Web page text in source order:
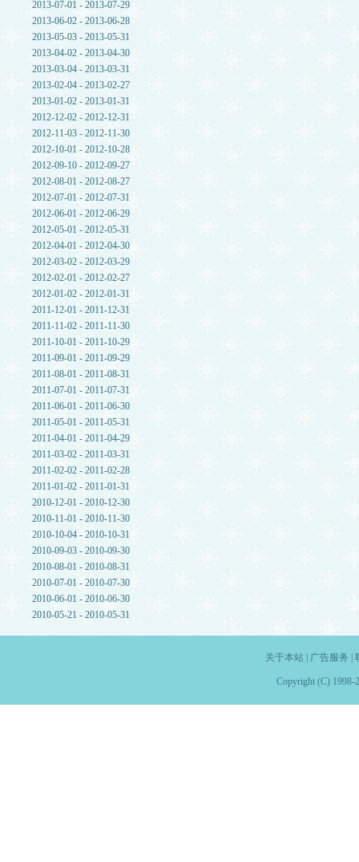
2013-07-01 - 2013-07-29
2013-06-02 - 2013-06-28
2013-05-03 - 2013-05-31
2013-04-02 - 2013-04-30
2013-03-04 - 2013-03-31
2013-02-04 - 2013-02-27
2013-01-02 - 2013-01-31
2012-12-02 - 2012-12-31
2012-11-03 - 2012-11-30
2012-10-01 - 2012-10-28
2012-09-10 - 2012-09-27
2012-08-01 - 2012-08-27
2012-07-01 - 2012-07-31
2012-06-01 - 2012-06-29
2012-05-01 - 2012-05-31
2012-04-01 - 2012-04-30
2012-03-02 - 2012-03-29
2012-02-01 - 2012-02-27
2012-01-02 - 2012-01-31
2011-12-01 - 2011-12-31
2011-11-02 - 2011-11-30
2011-10-01 - 2011-10-29
2011-09-01 - 2011-09-29
2011-08-01 - 2011-08-31
2011-07-01 - 2011-07-31
2011-06-01 - 2011-06-30
2011-05-01 - 2011-05-31
2011-04-01 - 2011-04-29
2011-03-02 - 2011-03-31
2011-02-02 - 2011-02-28
2011-01-02 - 2011-01-31
2010-12-01 - 2010-12-30
2010-11-01 - 2010-11-30
2010-10-04 - 2010-10-31
2010-09-03 - 2010-09-30
2010-08-01 - 2010-08-31
2010-07-01 - 2010-07-30
2010-06-01 - 2010-06-30
2010-05-21 - 2010-05-31
关于本站| 广告服务
Copyright (C) 1998-